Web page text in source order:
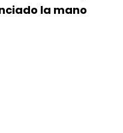
la mano